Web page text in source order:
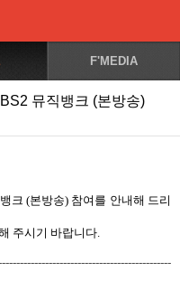
F'MEDIA
뮤직뱅크 (본방송)
크(본방송) 참여를 안내해 드리
주시기 바랍니다.